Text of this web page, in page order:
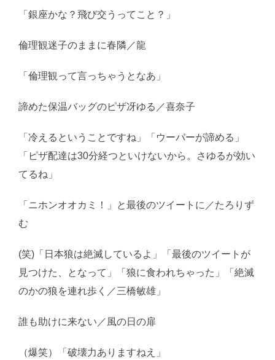
「銀座かな？飛び交うってこと？」
倫理観迷子のままに春隣／龍
「倫理観って言っちゃうとなあ」
諦めた保温バッグのピザ冴ゆる／喜奈子
「冷えるということですね」「ウーバーが諦める」
「ピザ配達は30分経つといけないから。さゆるが効い
てるね」
「ニホンオオカミ！」と最後のツイートに／たろりず
む
(笑)「日本狼は絶滅しているよ」「最後のツイートが
見つけた、となって」「狼に食われちゃった」「絶滅
のかの狼を連れ歩く／三橋敏雄」
誰も助けに来ない／風の日の扉
（爆笑）「破壊力ありますねえ」